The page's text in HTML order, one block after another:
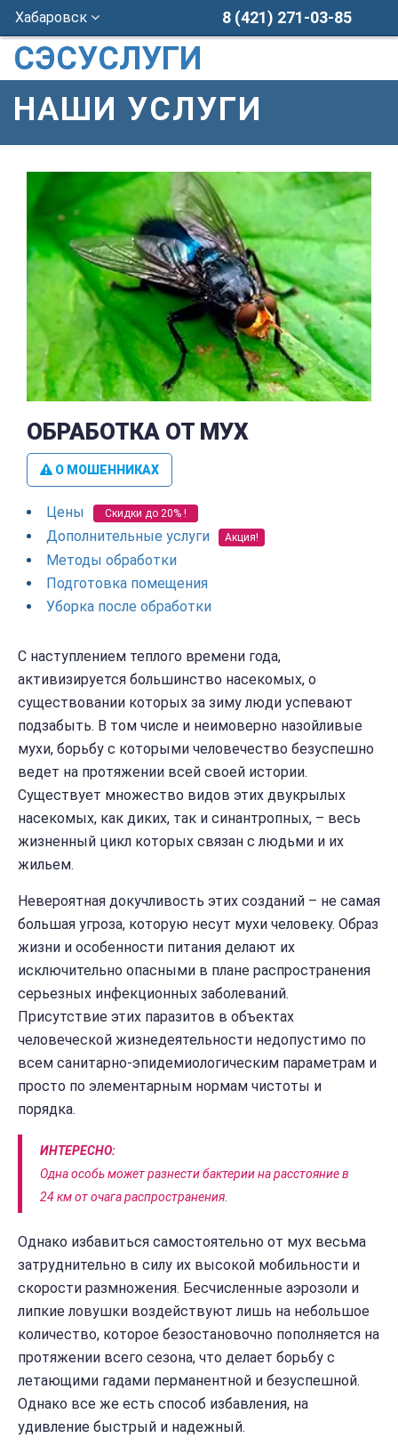
Хабаровск 8 (421) 271-03-85
СЭСУСЛУГИ
НАШИ УСЛУГИ
ОБРАБОТКА ОТ МУХ
О МОШЕННИКАХ
Цены Скидки до 20% !
Дополнительные услуги Акция!
Методы обработки
Подготовка помещения
Уборка после обработки
С наступлением теплого времени года,
активизируется большинство насекомых, о
существовании которых за зиму люди успевают
подзабыть. В том числе и неимоверно назойливые
мухи, борьбу с которыми человечество безуспешно
ведет на протяжении всей своей истории.
Существует множество видов этих двукрылых
насекомых, как диких, так и синантропных, – весь
жизненный цикл которых связан с людьми и их
жильем.
Невероятная докучливость этих созданий – не самая
большая угроза, которую несут мухи человеку. Образ
жизни и особенности питания делают их
исключительно опасными в плане распространения
серьезных инфекционных заболеваний.
Присутствие этих паразитов в объектах
человеческой жизнедеятельности недопустимо по
всем санитарно-эпидемиологическим параметрам и
просто по элементарным нормам чистоты и
порядка.
ИНТЕРЕСНО:
Одна особь может разнести бактерии на расстояние в
24 км от очага распространения.
Однако избавиться самостоятельно от мух весьма
затруднительно в силу их высокой мобильности и
скорости размножения. Бесчисленные аэрозоли и
липкие ловушки воздействуют лишь на небольшое
количество, которое безостановочно пополняется на
протяжении всего сезона, что делает борьбу с
летающими гадами перманентной и безуспешной.
Однако все же есть способ избавления, на
удивление быстрый и надежный.